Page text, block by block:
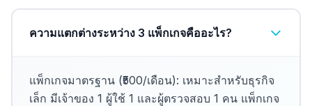
ความแตกต่างระหว่าง 3 แพ็กเกจคืออะไร?
แพ็กเกจมาตรฐาน (₹500/เดือน): เหมาะสำหรับธุรกิจ
เล็ก มีเจ้าของ 1 ผู้ใช้ 1 และผู้ตรวจสอบ 1 คน แพ็กเกจ